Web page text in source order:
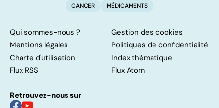
CANCER
MÉDICAMENTS
Qui sommes-nous ?
Gestion des cookies
Mentions légales
Politiques de confidentialité
Charte d'utilisation
Index thématique
Flux RSS
Flux Atom
Retrouvez-nous sur